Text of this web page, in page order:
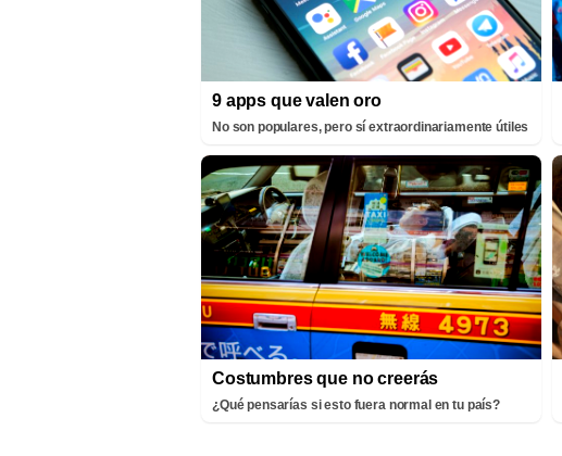
9 apps que valen oro
No son populares, pero sí extraordinariamente útiles
Costumbres que no creerás
¿Qué pensarías si esto fuera normal en tu país?